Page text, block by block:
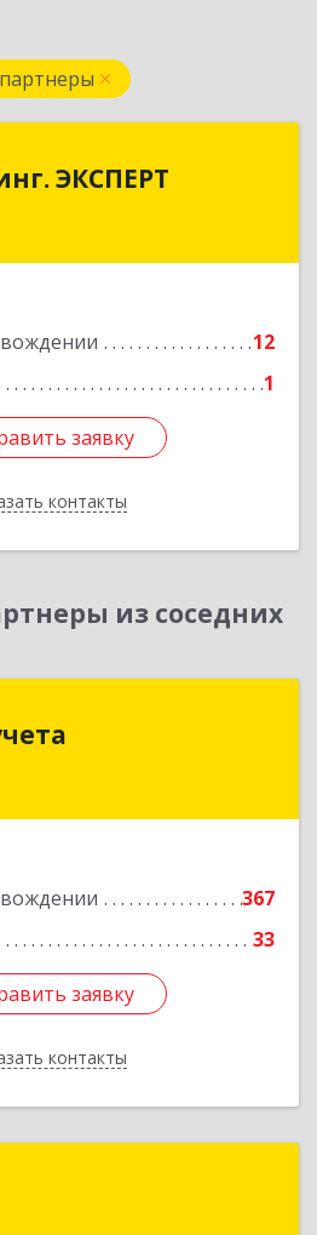
ЭКСПЕРТ
12
1
заявку
контакты
ЭКСПЕРТ
обл, Новошахтинск г,
заявку
Назад
из соседних
367
33
заявку
контакты
обл, Ростов-на-Дону г,
заявку
Назад